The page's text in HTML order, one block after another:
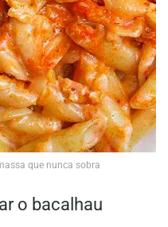
que nunca sobra
o bacalhau